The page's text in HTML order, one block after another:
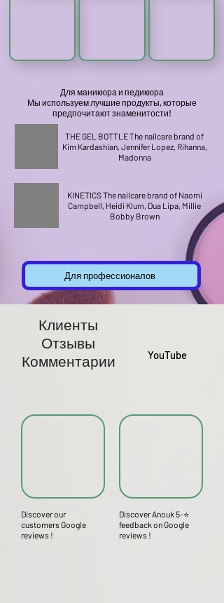
Для маникюра и педикюра
Мы используем лучшие продукты, которые
предпочитают знаменитости!
THE GEL BOTTLE The nailcare brand of
Kim Kardashian, Jennifer Lopez, Rihanna,
Madonna
KINETICS The nailcare brand of Naomi
Campbell, Heidi Klum, Dua Lipa, Millie
Bobby Brown
Для профессионалов
Клиенты
Отзывы
Комментарии
YouTube
Discover our
customers Google
reviews !
Discover Anouk 5-⭐
feedback on Google
reviews !